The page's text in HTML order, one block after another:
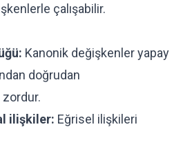
çalışabilir.
Kanonik değişkenler yapay
doğrudan
zordur.
ilişkiler: Eğrisel ilişkileri